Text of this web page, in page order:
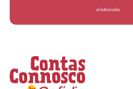
elaborada.